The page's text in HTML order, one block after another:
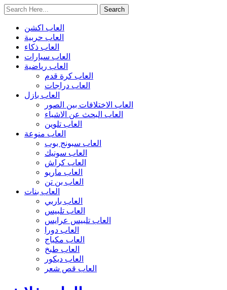
العاب اكشن
العاب حربية
العاب ذكاء
العاب سيارات
العاب رياضية
العاب كرة قدم
العاب دراجات
العاب بازل
العاب الاختلافات بين الصور
العاب البحث عن الاشياء
العاب تلوين
العاب منوعة
العاب سبونج بوب
العاب سونيك
العاب كراش
العاب ماريو
العاب بن تن
العاب بنات
العاب باربي
العاب تلبيس
العاب تلبيس عرايس
العاب دورا
العاب مكياج
العاب طبخ
العاب ديكور
العاب قص شعر